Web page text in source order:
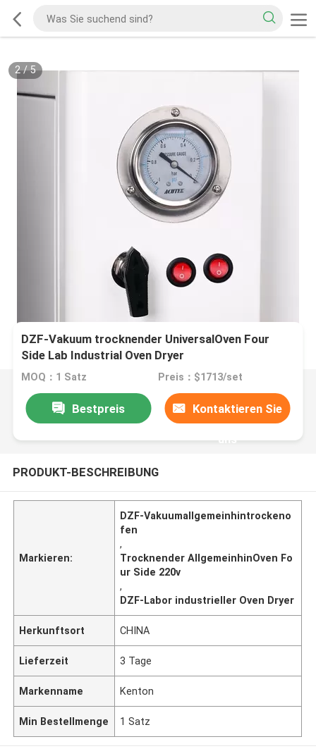
2/5
DZF-Vakuum trocknender UniversalOven Four
Side Lab Industrial Oven Dryer
MOQ：1 Satz Preis：$1713/set
Bestpreis Kontaktieren Sie
uns
PRODUKT-BESCHREIBUNG
Markieren:
DZF-Vakuumallgemeinhintrockeno
fen
,
Trocknender AllgemeinhinOven Fo
ur Side 220v
,
DZF-Labor industrieller Oven Dryer
Herkunftsort CHINA
Lieferzeit 3 Tage
Markenname Kenton
Min Bestellmenge 1 Satz